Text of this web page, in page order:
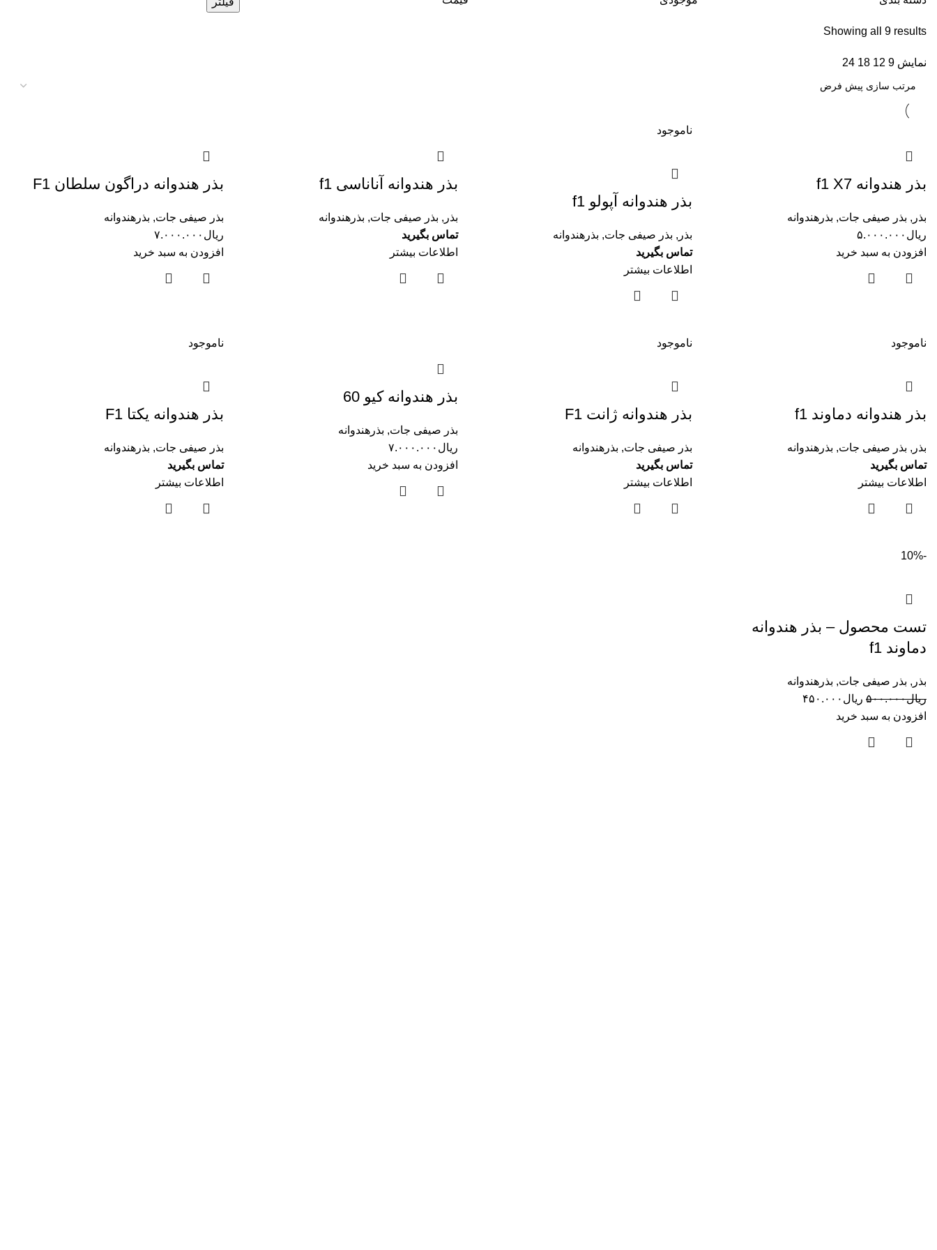
Showing all 9 results
نمایش 9
12
18
24
بذر هندوانه f1 X7
بذر , بذر صیفی جات, بذرهندوانه
ریال ۵.۰۰۰.۰۰۰
افزودن به سبد خرید
ناموجود
بذر هندوانه آپولو f1
بذر , بذر صیفی جات, بذرهندوانه
تماس بگیرید
اطلاعات بیشتر
بذر هندوانه آناناسی f1
بذر , بذر صیفی جات, بذرهندوانه
تماس بگیرید
اطلاعات بیشتر
بذر هندوانه دراگون سلطان F1
بذر صیفی جات, بذرهندوانه
ریال ۷.۰۰۰.۰۰۰
افزودن به سبد خرید
ناموجود
بذر هندوانه دماوند f1
بذر , بذر صیفی جات, بذرهندوانه
تماس بگیرید
اطلاعات بیشتر
ناموجود
بذر هندوانه ژانت F1
بذر صیفی جات, بذرهندوانه
تماس بگیرید
اطلاعات بیشتر
بذر هندوانه کیو 60
بذر صیفی جات, بذرهندوانه
ریال ۷.۰۰۰.۰۰۰
افزودن به سبد خرید
ناموجود
بذر هندوانه یکتا F1
بذر صیفی جات, بذرهندوانه
تماس بگیرید
اطلاعات بیشتر
-10%
تست محصول – بذر هندوانه
دماوند f1
بذر , بذر صیفی جات, بذرهندوانه
ریال۵۰۰.۰۰۰ ریال ۴۵۰.۰۰۰
افزودن به سبد خرید